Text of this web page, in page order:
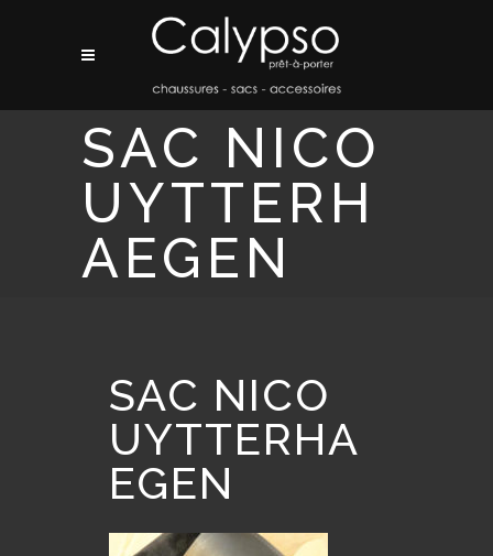
SAC NICO
UYTTERH
AEGEN
SAC NICO
UYTTERHA
EGEN